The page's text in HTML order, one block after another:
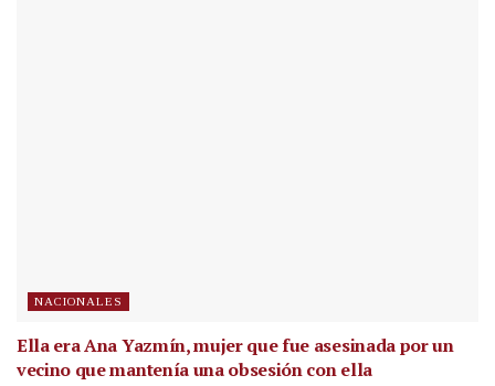
NACIONALES
Ella era Ana Yazmín, mujer que fue asesinada por un
vecino que mantenía una obsesión con ella